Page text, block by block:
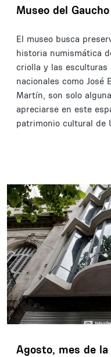
Museo del
El museo busca
historia numismática
criolla y las
nacionales como José
Martín, son solo
apreciarse en este
patrimonio cultural de
Agosto, mes de